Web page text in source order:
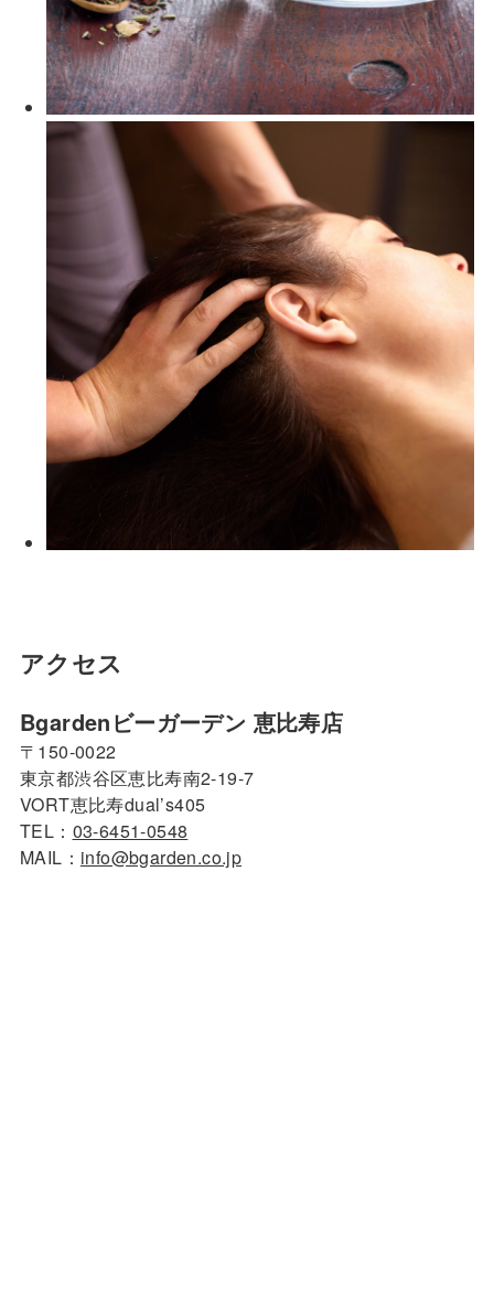
アクセス
Bgardenビーガーデン 恵比寿店
〒150-0022
東京都渋谷区恵比寿南2-19-7
VORT恵比寿dual’s405
TEL： 03-6451-0548
MAIL： info@bgarden.co.jp